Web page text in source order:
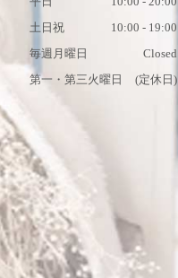
土日祝
10:00 - 19:00
毎週月曜日
Closed
第一・第三火曜日
(定休日)